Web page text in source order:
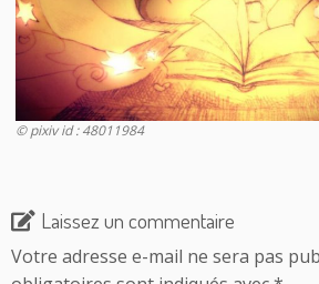
© pixiv id : 48011984
Laissez un commentaire
Votre adresse e-mail ne sera pas